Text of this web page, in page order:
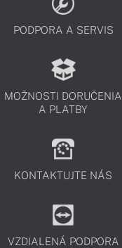
PODPORA A SERVIS
MOŽNOSTI DORUČENIA
A PLATBY
KONTAKTUJTE NÁS
VZDIALENÁ PODPORA